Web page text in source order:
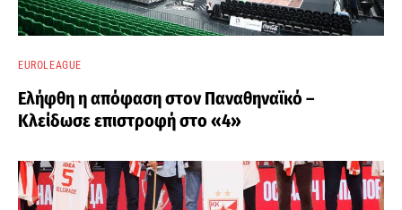
EUROLEAGUE
Ελήφθη η απόφαση στον Παναθηναϊκό –
Κλείδωσε επιστροφή στο «4»